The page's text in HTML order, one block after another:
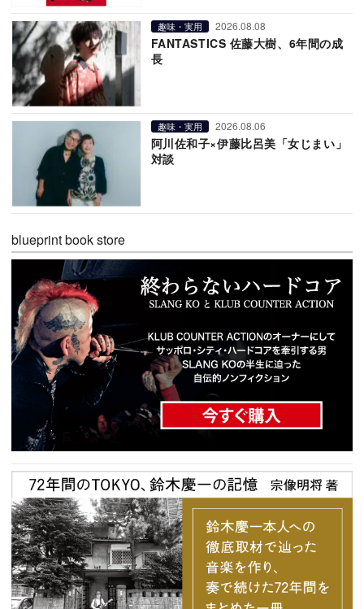
趣味・実用 2026.08.08
FANTASTICS 佐藤大樹、6年間の成
長
趣味・実用 2026.08.06
阿川佐和子×伊藤比呂美「女じまい」
対談
blueprint book store